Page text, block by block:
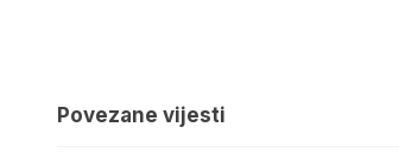
Povezane vijesti